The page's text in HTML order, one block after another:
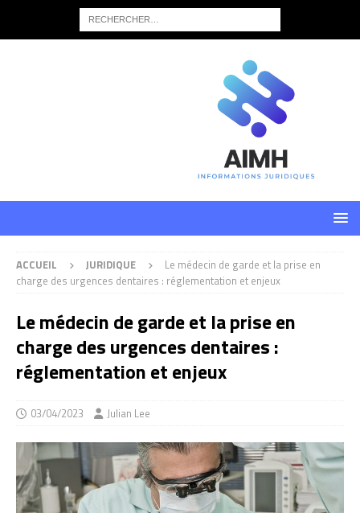
ACCUEIL JURIDIQUE
Le médecin de garde et la prise en
charge des urgences dentaires : réglementation et enjeux
Le médecin de garde et la prise en
charge des urgences dentaires :
réglementation et enjeux
03/04/2023 Julian Lee